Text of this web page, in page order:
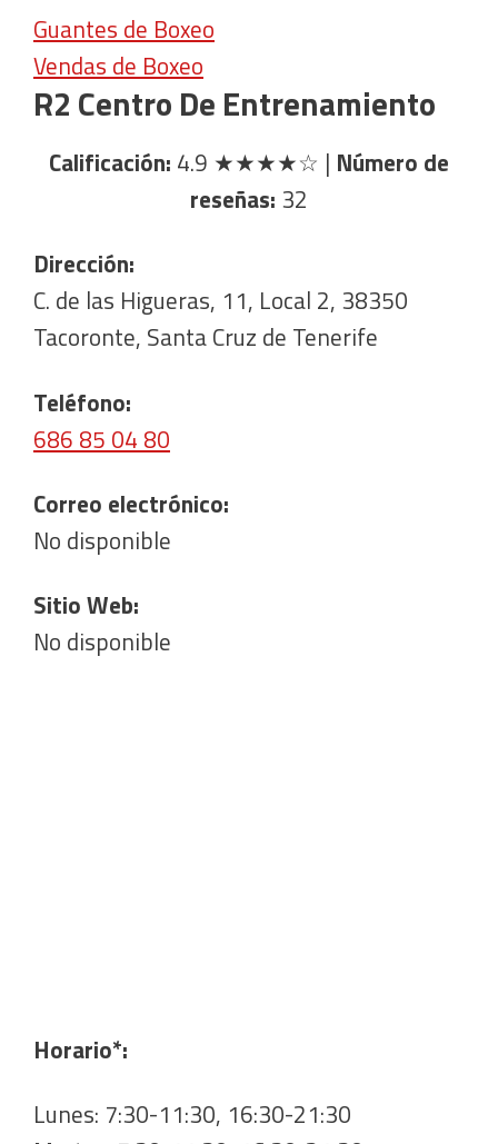
Guantes de Boxeo
Vendas de Boxeo
R2 Centro De Entrenamiento
Calificación: 4.9 ★★★★☆ | Número de
reseñas: 32
Dirección:
C. de las Higueras, 11, Local 2, 38350
Tacoronte, Santa Cruz de Tenerife
Teléfono:
686 85 04 80
Correo electrónico:
No disponible
Sitio Web:
No disponible
Horario*:
Lunes: 7:30-11:30, 16:30-21:30